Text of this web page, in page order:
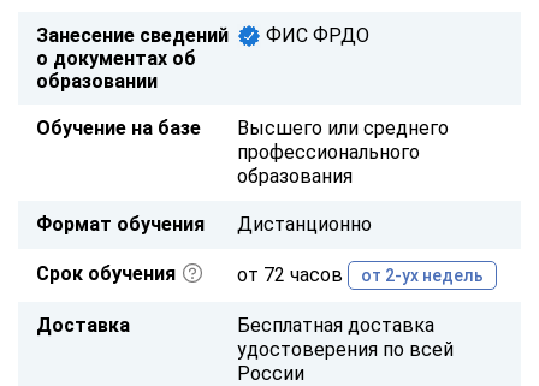
Занесение сведений
о документах об
образовании
ФИС ФРДО
Обучение на базе
Высшего или среднего
профессионального
образования
Формат обучения Дистанционно
Срок обучения от 72 часов от 2-ух недель
Доставка
Бесплатная доставка
удостоверения по всей
России